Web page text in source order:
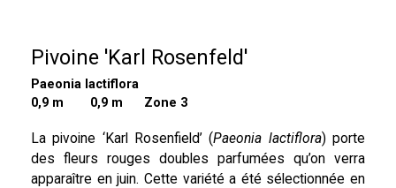
Pivoine 'Karl Rosenfeld'
Paeonia lactiflora
0,9 m
0,9 m Zone 3
La pivoine ‘Karl Rosenfield’ (Paeonia lactiflora) porte
des fleurs rouges doubles parfumées qu’on verra
apparaître en juin. Cette variété a été sélectionnée en